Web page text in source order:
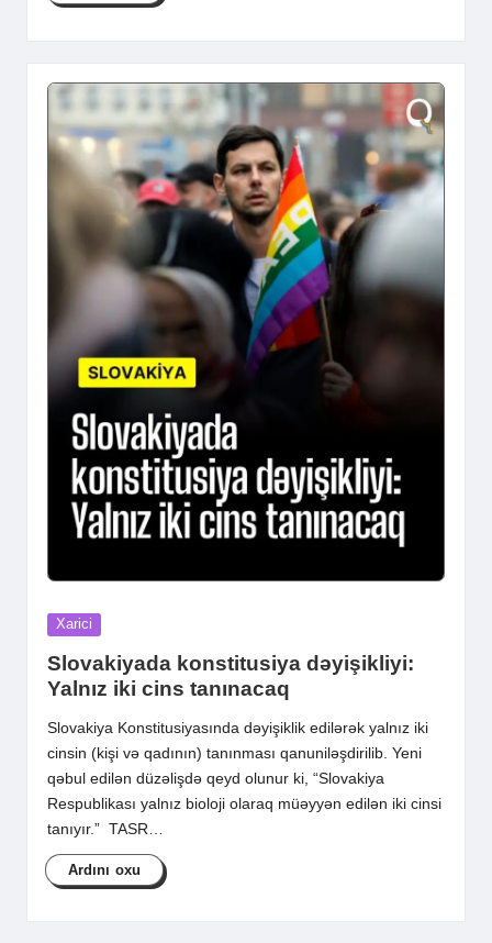
Posted
Xarici
Slovakiyada konstitusiya dəyişikliyi:
Yalnız iki cins tanınacaq
Slovakiya Konstitusiyasında dəyişiklik edilərək yalnız iki
cinsin (kişi və qadının) tanınması qanuniləşdirilib. Yeni
qəbul edilən düzəlişdə qeyd olunur ki, “Slovakiya
Respublikası yalnız bioloji olaraq müəyyən edilən iki cinsi
tanıyır.” TASR…
Ardını oxu